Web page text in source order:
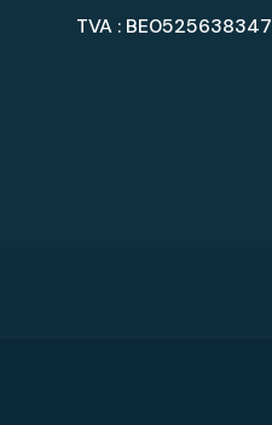
TVA : BE0525638347